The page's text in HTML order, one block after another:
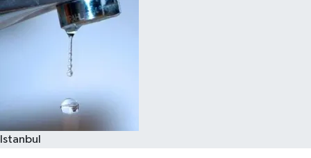
Istanbul